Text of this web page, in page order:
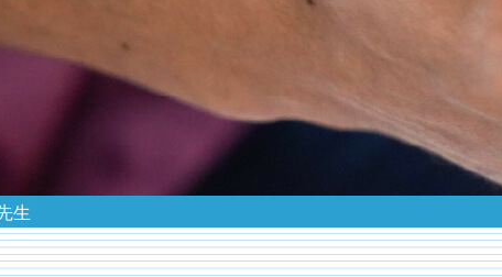
生